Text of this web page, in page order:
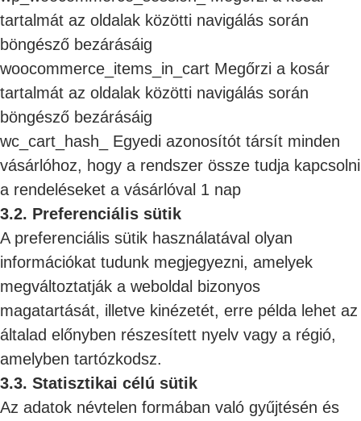
tartalmát az oldalak közötti navigálás során
böngésző bezárásáig
woocommerce_items_in_cart Megőrzi a kosár
tartalmát az oldalak közötti navigálás során
böngésző bezárásáig
wc_cart_hash_ Egyedi azonosítót társít minden
vásárlóhoz, hogy a rendszer össze tudja kapcsolni
a rendeléseket a vásárlóval 1 nap
3.2. Preferenciális sütik
A preferenciális sütik használatával olyan
információkat tudunk megjegyezni, amelyek
megváltoztatják a weboldal bizonyos
magatartását, illetve kinézetét, erre példa lehet az
általad előnyben részesített nyelv vagy a régió,
amelyben tartózkodsz.
3.3. Statisztikai célú sütik
Az adatok névtelen formában való gyűjtésén és